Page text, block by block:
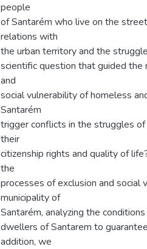
people
of Santarém who live on the
relations with
the urban territory and the
scientific question that guided the
and
social vulnerability of homeless
Santarém
trigger conflicts in the struggles
their
citizenship rights and quality of
the
processes of exclusion and social
municipality of
Santarém, analyzing the
dwellers of Santarem to
addition, we